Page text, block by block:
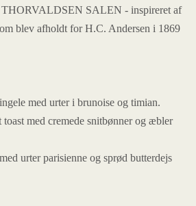
SALEN - inspireret af
blev afholdt for H.C. Andersen i 1869
med urter i brunoise og timian.
med cremede snitbønner og æbler
urter parisienne og sprød butterdejs